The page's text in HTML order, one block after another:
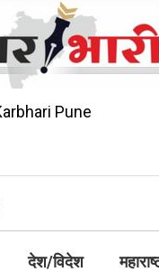
Pune
देश/विदेश